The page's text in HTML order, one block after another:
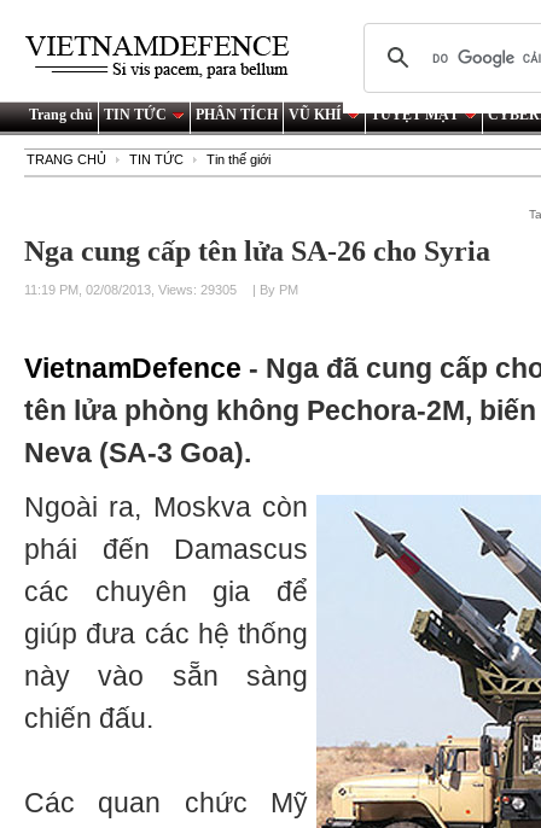
Trang chủ TIN TỨC PHÂN TÍCH VŨ KHÍ TUYỆT MẬT
TRANG CHỦ TIN TỨC Tin thế giới
Nga cung cấp tên lửa SA-26 cho Syria
11:19 PM, 02/08/2013, Views: 29305 | By PM
VietnamDefence - Nga đã cung cấp
tên lửa phòng không Pechora-2M,
Neva (SA-3 Goa).
Ngoài ra, Moskva còn
phái đến Damascus
các chuyên gia để
giúp đưa các hệ thống
này vào sẵn sàng
chiến đấu.
Các quan chức Mỹ